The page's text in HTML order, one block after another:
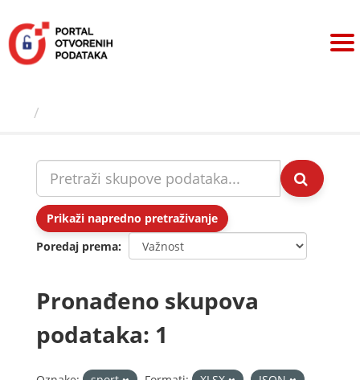
sadržaj
Prikaži napredno pretraživanje
Poredaj prema
Pronađeno skupova
podataka: 1